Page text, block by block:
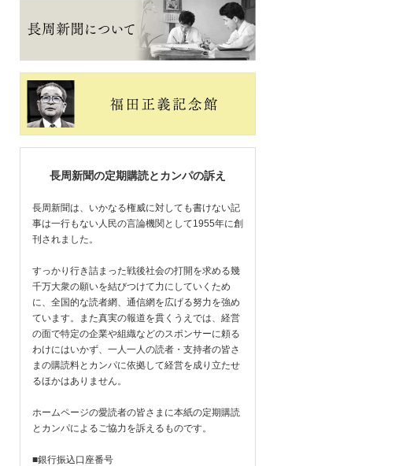
長周新聞の定期購読とカンパの訴え
長周新聞は、いかなる権威に対しても書けない記
事は一行もない人民の言論機関として1955年に創
刊されました。
すっかり行き詰まった戦後社会の打開を求める幾
千万大衆の願いを結びつけて力にしていくため
に、全国的な読者網、通信網を広げる努力を強め
ています。また真実の報道を貫くうえでは、経営
の面で特定の企業や組織などのスポンサーに頼る
わけにはいかず、一人一人の読者・支持者の皆さ
まの購読料とカンパに依拠して経営を成り立たせ
るほかはありません。
ホームページの愛読者の皆さまに本紙の定期購読
とカンパによるご協力を訴えるものです。
■銀行振込口座番号